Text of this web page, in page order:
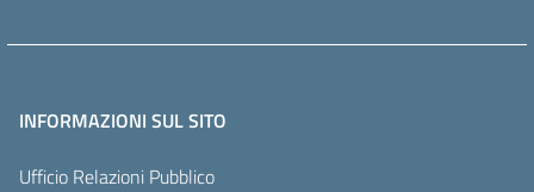
INFORMAZIONI SUL SITO
Ufficio Relazioni Pubblico